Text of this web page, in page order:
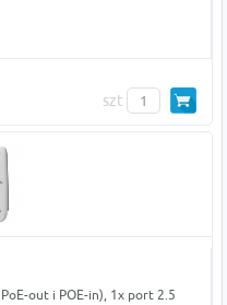
szt
out i POE-in), 1x port 2.5